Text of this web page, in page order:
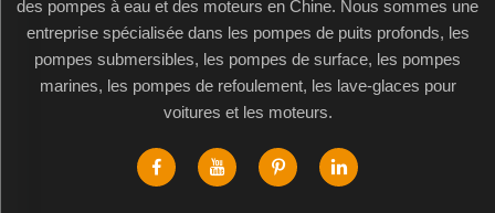
des pompes à eau et des moteurs en Chine. Nous sommes une
entreprise spécialisée dans les pompes de puits profonds, les
pompes submersibles, les pompes de surface, les pompes
marines, les pompes de refoulement, les lave-glaces pour
voitures et les moteurs.